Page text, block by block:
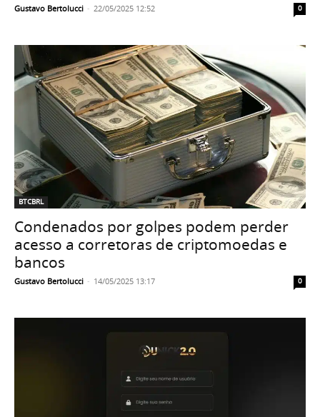
Gustavo Bertolucci - 22/05/2025 12:52 0
BTCBRL
Condenados por golpes podem perder
acesso a corretoras de criptomoedas e
bancos
Gustavo Bertolucci - 14/05/2025 13:17 0